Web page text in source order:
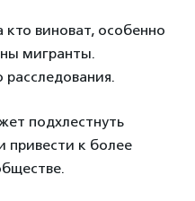
кто виноват, особенно
мигранты.
подхлестнуть
привести к более